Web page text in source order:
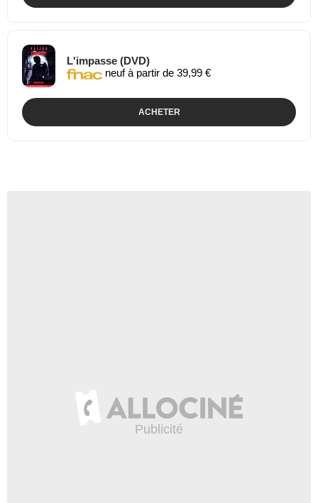
L'impasse (DVD)
neuf à partir de 39,99 €
ACHETER